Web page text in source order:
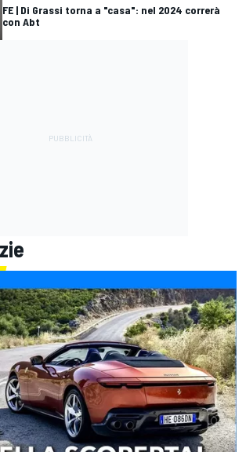
FE | Di Grassi torna a "casa": nel 2024 correrà
con Abt